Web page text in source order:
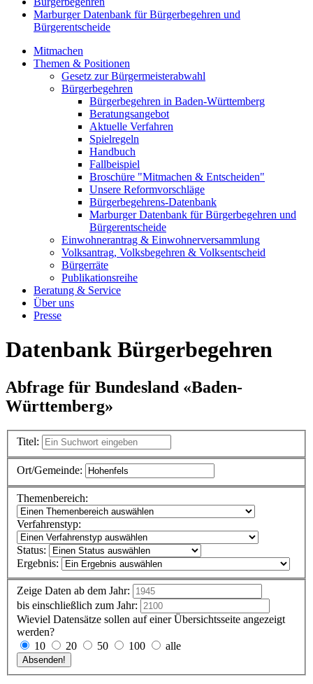
Marburger Datenbank für Bürgerbegehren und
Bürgerentscheide
Mitmachen
Themen & Positionen
Gesetz zur Bürgermeisterabwahl
Bürgerbegehren
Bürgerbegehren in Baden-Württemberg
Beratungsangebot
Aktuelle Verfahren
Spielregeln
Handbuch
Fallbeispiel
Broschüre "Mitmachen & Entscheiden"
Unsere Reformvorschläge
Bürgerbegehrens-Datenbank
Marburger Datenbank für Bürgerbegehren und
Bürgerentscheide
Einwohnerantrag & Einwohnerversammlung
Volksantrag, Volksbegehren & Volksentscheid
Bürgerräte
Publikationsreihe
Beratung & Service
Über uns
Presse
Datenbank Bürgerbegehren
Abfrage für Bundesland «Baden-
Württemberg»
Titel:
Ort/Gemeinde:
Themenbereich:
Verfahrenstyp:
Status:
Ergebnis:
Zeige Daten ab dem Jahr:
bis einschließlich zum Jahr:
Wieviel Datensätze sollen auf einer Übersichtsseite angezeigt
werden?
10
20 50 100 alle